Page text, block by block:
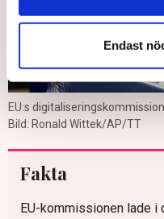
Endast
EU:s
Bild: Ronald Wittek/AP/TT
Fakta
EU-kommissionen lade